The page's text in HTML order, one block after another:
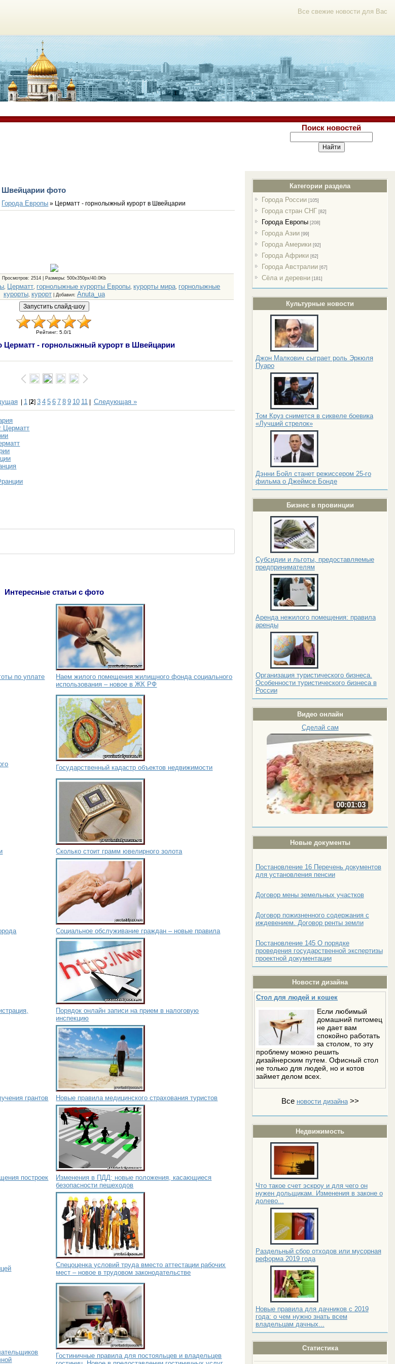
Все свежие новости для Вас
Поиск новостей
Категории раздела
Города России [105]
Города стран СНГ [82]
Города Европы [208]
Города Азии [99]
Города Америки [92]
Города Африки [62]
Города Австралии [67]
Сёла и деревни [181]
Культурные новости
Джон Малкович сыграет роль Эркюля
Пуаро
Том Круз снимется в сиквеле боевика
«Лучший стрелок»
Дэнни Бойл станет режиссером 25-го
фильма о Джеймсе Бонде
Бизнес в провинции
Субсидии и льготы, предоставляемые
предпринимателям
Аренда нежилого помещения: правила
аренды
Организация туристического бизнеса.
Особенности туристического бизнеса в
России
Видео онлайн
Сделай сам
00:01:03
Новые документы
Постановление 16 Перечень документов
для установления пенсии
Договор мены земельных участков
Договор пожизненного содержания с
иждевением. Договор ренты земли
Постановление 145 О порядке
проведения государственной экспертизы
проектной документации
Новости дизайна
Стол для людей и кошек
Если любимый
домашний питомец
не дает вам
спокойно работать
за столом, то эту
проблему можно решить
дизайнерским путем. Офисный стол
не только для людей, но и котов
займет делом всех.
Все новости дизайна>>
Недвижимость
Что такое счет эскроу и для чего он
нужен дольщикам. Изменения в законе о
долево...
Раздельный сбор отходов или мусорная
реформа 2019 года
Новые правила для дачников с 2019
года: о чем нужно знать всем
владельцам дачных...
Статистика
Швейцарии фото
Города Европы » Церматт - горнолыжный курорт в Швейцарии
Просмотров: 2514 | Размеры: 500x350px/40.0Kb
Церматт горнолыжные курорты Европы курорты мира горнолыжные
курорты курорт| Добавил: Anuta_ua
Рейтинг:5.0/1
Церматт - горнолыжный курорт в Швейцарии
| 1 [2] 3 4 5 6 7 8 9 10 11 | Следующая »
Церматт
Интересные статьи с фото
по уплате
Наем жилого помещения жилищного фонда социального
использования – новое в ЖК РФ
Государственный кадастр объектов недвижимости
Сколько стоит грамм ювелирного золота
Социальное обслуживание граждан – новые правила
Порядок онлайн записи на прием в налоговую
инспекцию
грантов Новые правила медицинского страхования туристов
построек
Изменения в ПДД: новые положения, касающиеся
безопасности пешеходов
Спецоценка условий труда вместо аттестации рабочих
мест – новое в трудовом законодательстве
Гостиничные правила для постояльцев и владельцев